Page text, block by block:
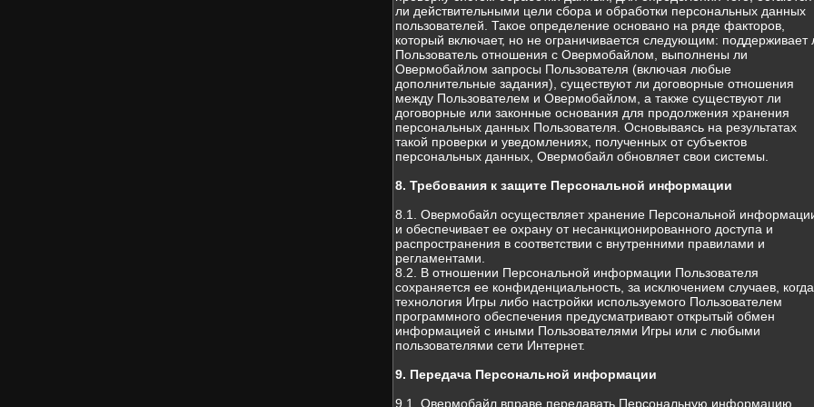
ли действительными цели сбора и обработки персональных данных
пользователей. Такое определение основано на ряде факторов,
который включает, но не ограничивается следующим: поддерживает
Пользователь отношения с Овермобайлом, выполнены ли
Овермобайлом запросы Пользователя (включая любые
дополнительные задания), существуют ли договорные отношения
между Пользователем и Овермобайлом, а также существуют ли
договорные или законные основания для продолжения хранения
персональных данных Пользователя. Основываясь на результатах
такой проверки и уведомлениях, полученных от субъектов
персональных данных, Овермобайл обновляет свои системы.
8. Требования к защите Персональной информации
8.1. Овермобайл осуществляет хранение Персональной
и обеспечивает ее охрану от несанкционированного доступа и
распространения в соответствии с внутренними правилами и
регламентами.
8.2. В отношении Персональной информации Пользователя
сохраняется ее конфиденциальность, за исключением случаев, когда
технология Игры либо настройки используемого Пользователем
программного обеспечения предусматривают открытый обмен
информацией с иными Пользователями Игры или с любыми
пользователями сети Интернет.
9. Передача Персональной информации
9.1. Овермобайл вправе передавать Персональную информацию